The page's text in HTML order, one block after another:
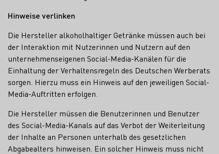
Hinweise verlinken
Die Hersteller alkoholhaltiger Getränke müssen auch bei
der Interaktion mit Nutzerinnen und Nutzern auf den
unternehmenseigenen Social-Media-Kanälen für die
Einhaltung der Verhaltensregeln des Deutschen Werberats
sorgen. Hierzu muss ein Hinweis auf den jeweiligen Social-
Media-Auftritten erfolgen.
Die Hersteller müssen die Benutzerinnen und Benutzer
des Social-Media-Kanals auf das Verbot der Weiterleitung
der Inhalte an Personen unterhalb des gesetzlichen
Abgabealters hinweisen. Ein solcher Hinweis muss nicht